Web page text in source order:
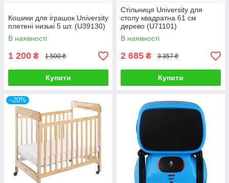
Кошики для іграшок University
плетені низькі 5 шт. (U39130)
В наявності
1 200 ₴ 1 500 ₴
Купити
Стільниця University для
столу квадратна 61 см
дерево (U71101)
В наявності
2 685 ₴ 3 357 ₴
Купити
–20%